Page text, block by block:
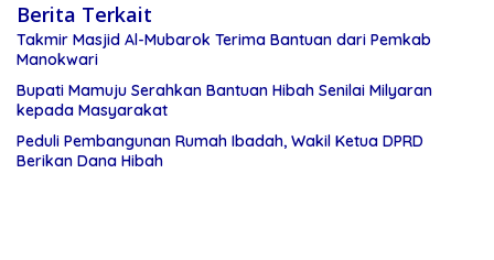
Berita Terkait
Takmir Masjid Al-Mubarok Terima Bantuan dari Pemkab
Manokwari
Bupati Mamuju Serahkan Bantuan Hibah Senilai Milyaran
kepada Masyarakat
Peduli Pembangunan Rumah Ibadah, Wakil Ketua DPRD
Berikan Dana Hibah